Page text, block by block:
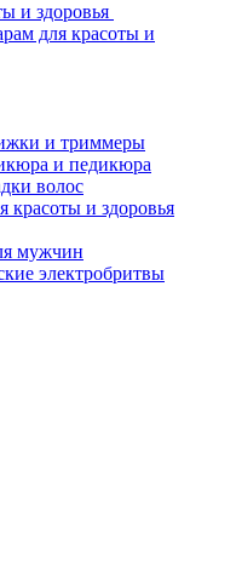
и здоровья
для красоты и
и триммеры
и педикюра
волос
красоты и здоровья
мужчин
электробритвы